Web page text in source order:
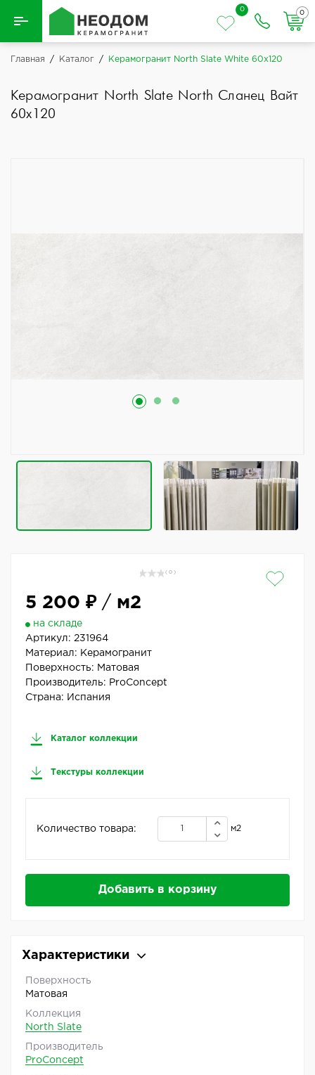
Назад
Керамическая плитка
0
0
Главная / Каталог / Керамогранит North Slate White 60x120
Керамогранит North Slate North Сланец Вайт
60x120
( 0 )
5 200 ₽/ м2
на складе
Артикул: 231964
Материал: Керамогранит
Поверхность: Матовая
Производитель: ProConcept
Страна: Испания
Каталог коллекции
Текстуры коллекции
Количество товара: м2
Добавить в корзину
Характеристики
Поверхность
Матовая
Коллекция
North Slate
Производитель
ProConcept